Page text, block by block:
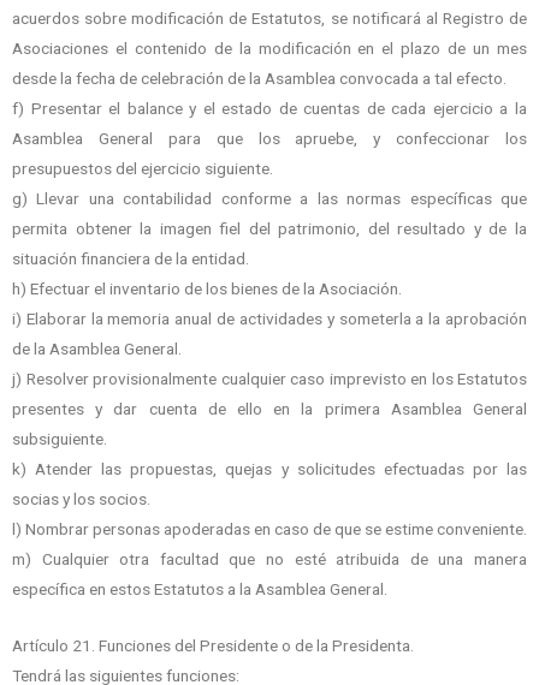
acuerdos sobre modificación deEstatutos, se notificará al Registro de
Asociaciones el contenido de la modificación en elplazo de un mes
desde la fecha de celebración de la Asamblea convocada a tal efecto.
f) Presentar el balance y el estado de cuentas de cada ejercicio a la
Asamblea General para que los apruebe, y confeccionar los
presupuestos del ejercicio siguiente.
g) Llevar una contabilidad conforme a las normas específicas que
permita obtener la imagen fiel del patrimonio, del resultado y de la
situación financiera de la entidad.
h) Efectuar el inventario de los bienes de la Asociación.
i) Elaborar la memoria anual de actividades y someterla a la aprobación
de la Asamblea General.
j) Resolver provisionalmente cualquier caso imprevisto en los Estatutos
presentes y dar cuenta de ello en la primera Asamblea General
subsiguiente.
k) Atender las propuestas, quejas y solicitudes efectuadas por las
socias y los socios.
l) Nombrar personas apoderadas en caso de que se estime conveniente.
m) Cualquier otra facultad que no esté atribuida de una manera
específica en estosEstatutos a la Asamblea General.
Artículo 21. Funciones del Presidente o de la Presidenta.
Tendrá las siguientes funciones: